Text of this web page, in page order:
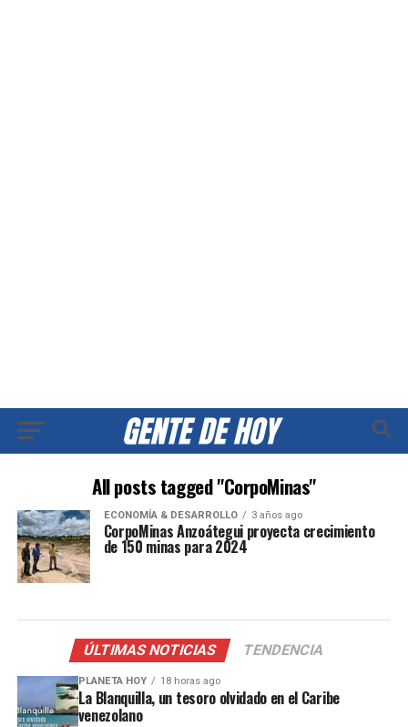
All posts tagged "CorpoMinas"
ECONOMÍA & DESARROLLO 3 años ago
CorpoMinas Anzoátegui proyecta crecimiento
de 150 minas para 2024
ÚLTIMAS NOTICIAS TENDENCIA
PLANETA HOY 18 horas ago
La Blanquilla, un tesoro olvidado en el Caribe
venezolano